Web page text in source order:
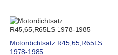
Motordichtsatz R45,65,R65LS
1978-1985